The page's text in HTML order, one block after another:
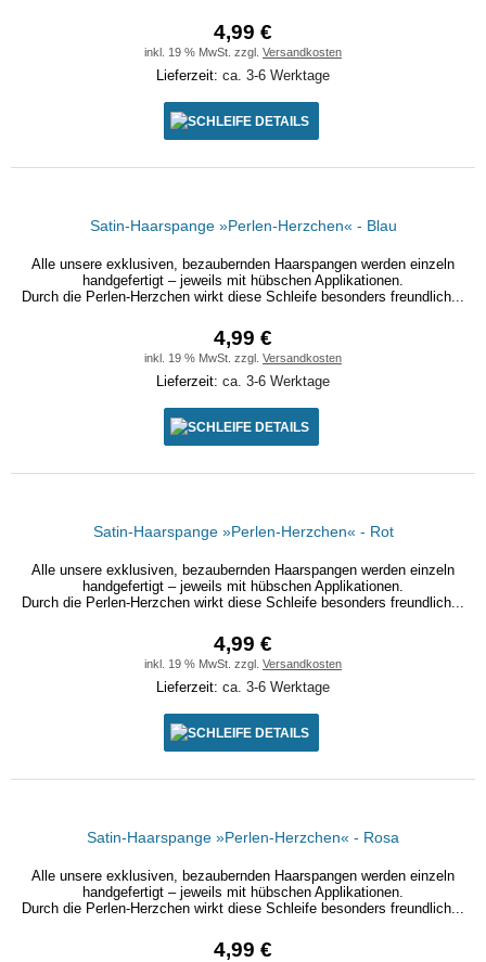
4,99 €
inkl. 19 % MwSt. zzgl. Versandkosten
Lieferzeit: ca. 3-6 Werktage
DETAILS
Satin-Haarspange »Perlen-Herzchen« - Blau
Alle unsere exklusiven, bezaubernden Haarspangen werden einzeln
handgefertigt – jeweils mit hübschen Applikationen.
Durch die Perlen-Herzchen wirkt diese Schleife besonders freundlich...
4,99 €
inkl. 19 % MwSt. zzgl. Versandkosten
Lieferzeit: ca. 3-6 Werktage
DETAILS
Satin-Haarspange »Perlen-Herzchen« - Rot
Alle unsere exklusiven, bezaubernden Haarspangen werden einzeln
handgefertigt – jeweils mit hübschen Applikationen.
Durch die Perlen-Herzchen wirkt diese Schleife besonders freundlich...
4,99 €
inkl. 19 % MwSt. zzgl. Versandkosten
Lieferzeit: ca. 3-6 Werktage
DETAILS
Satin-Haarspange »Perlen-Herzchen« - Rosa
Alle unsere exklusiven, bezaubernden Haarspangen werden einzeln
handgefertigt – jeweils mit hübschen Applikationen.
Durch die Perlen-Herzchen wirkt diese Schleife besonders freundlich...
4,99 €